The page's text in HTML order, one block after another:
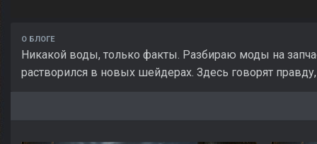
О БЛОГЕ
Никакой воды, только факты. Разбираю моды на
растворился в новых шейдерах. Здесь говорят